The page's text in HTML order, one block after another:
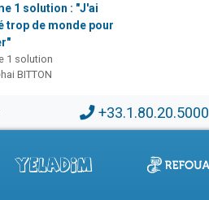
1 solution : "J'ai
trop de monde pour
1 solution
BITTON
+33.1.80.20.5000